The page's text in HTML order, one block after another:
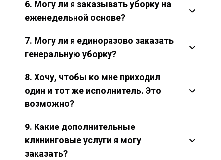
6. Могу ли я заказывать уборку на
еженедельной основе?
7. Могу ли я единоразово заказать
генеральную уборку?
8. Хочу, чтобы ко мне приходил
один и тот же исполнитель. Это
возможно?
9. Какие дополнительные
клининговые услуги я могу
заказать?